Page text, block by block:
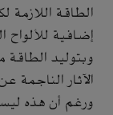
الطاقة اللازمة
إضافية
وبتوليد
الآثار الناجمة
ورغم أن هذه